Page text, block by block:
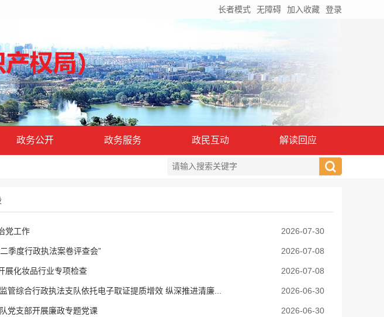
长者模式 无障碍 加入收藏 登录
政务公开 政务服务 政民互动 解读回应
党工作 2026-07-30
季度行政执法案卷评查会” 2026-07-08
展化妆品行业专项检查 2026-07-08
综合行政执法支队依托电子取证提质增效 纵深推进清廉... 2026-06-30
党支部开展廉政专题党课 2026-06-30